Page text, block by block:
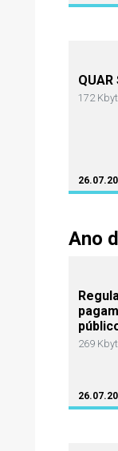
QUAR
172
Ano
de
269